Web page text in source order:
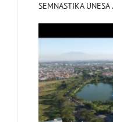
SEMNASTIKA UNESA